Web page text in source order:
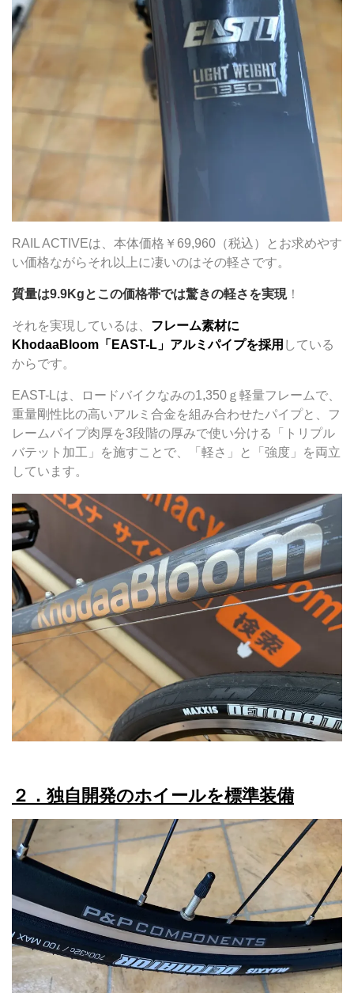
RAIL ACTIVEは、本体価格￥69,960（税込）とお求めやす
い価格ながらそれ以上に凄いのはその軽さです。
質量は9.9Kgとこの価格帯では驚きの軽さを実現！
それを実現しているは、 フレーム素材に
KhodaaBloom「EAST-L」アルミパイプを採用 している
からです。
EAST-Lは、ロードバイクなみの1,350ｇ軽量フレームで、
重量剛性比の高いアルミ合金を組み合わせたパイプと、フ
レームパイプ肉厚を3段階の厚みで使い分ける「トリプル
バテット加工」を施すことで、「軽さ」と「強度」を両立
しています。
２．独自開発のホイールを標準装備